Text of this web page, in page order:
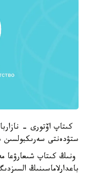
كىتاپ اۆتورى -
ستۋدەنتى سەرىكبولسىن
ونىڭ كىتاپ شىعارۋعا
باعدارلاماسىنىڭ